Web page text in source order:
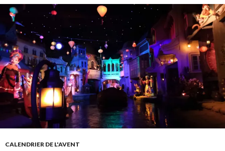
CALENDRIER DE L'AVENT